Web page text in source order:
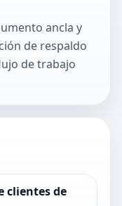
ancla y
de respaldo
de trabajo
clientes de